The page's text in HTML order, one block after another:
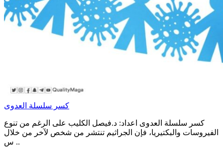
كسر سلسلة العدوى
كسر سلسلة العدوى اعداد: د.فيصل الكليب على الرغم من تنوع
الفيروسات والبكتيريا، فإن الجراثيم تنتشر من شخص لآخر من خلال
س ..